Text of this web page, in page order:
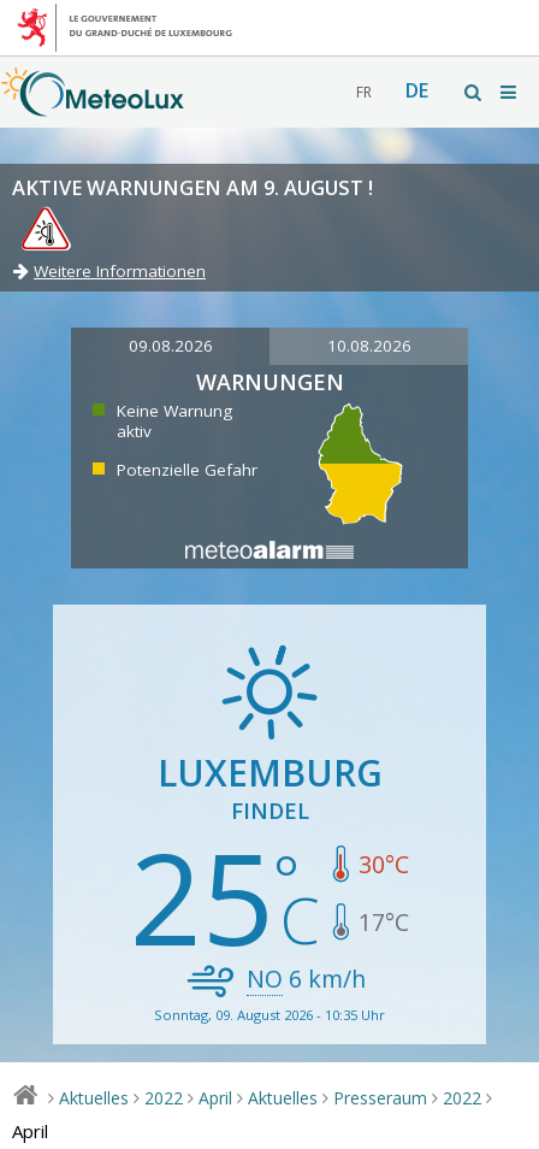
FR DE
AKTIVE WARNUNGEN AM 9. AUGUST !
Weitere Informationen
09.08.2026 10.08.2026
WARNUNGEN
Keine Warnung
aktiv
Potenzielle Gefahr
LUXEMBURG
FINDEL
25 30°C
17°C
NO 6 km/h
Sonntag, 09. August 2026 - 10:35 Uhr
> Aktuelles > 2022 > April > Aktuelles > Presseraum > 2022 >
April